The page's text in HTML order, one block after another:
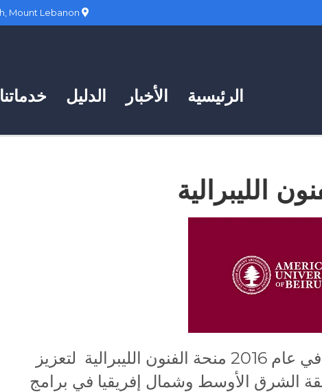
خدماتنا الدليل الأخبار الرئيسية
الليبرالية
أطلقت الجامعة الأمريكية في بيروت في عام 2016 منحة الفنون الليبرالية لتعزيز
الشرق الأوسط وشمال إفريقيا في برامج